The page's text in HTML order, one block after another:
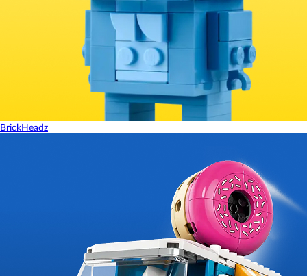
BrickHeadz